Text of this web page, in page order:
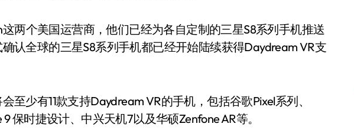
两个美国运营商，他们已经为各自定制的三星S8系列手机推送
认全球的三星S8系列手机都已经开始陆续获得Daydream VR支
至少有11款支持Daydream VR的手机，包括谷歌Pixel系列、
保时捷设计、中兴天机7以及华硕Zenfone AR等。